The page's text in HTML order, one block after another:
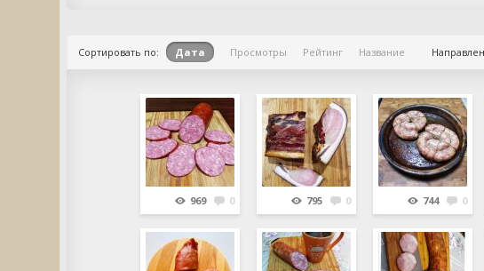
Сортировать по: Дата Просмотры Рейтинг Название
969 0 795 0 744 0